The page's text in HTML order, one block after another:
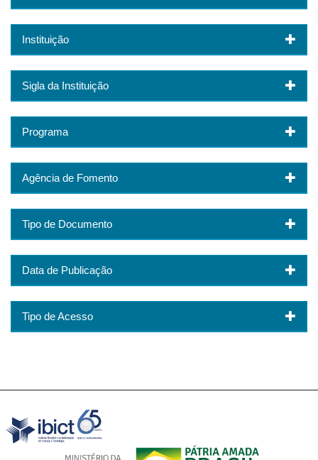
Instituição
Sigla da Instituição
Programa
Agência de Fomento
Tipo de Documento
Data de Publicação
Tipo de Acesso